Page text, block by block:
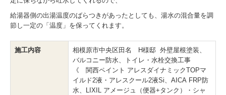
給湯器側の出湯温度のばらつきがあったとしても、湯水の混合量を調
節し一定の「温度」を保ってくれます。
施工内容
相模原市中央区田名 H様邸 外壁屋根塗装、
バルコニー防水、トイレ・水栓交換工事
《 関西ペイント アレスダイナミックTOPマ
イルド2液・アレスクール2液Si、AICA FRP防
水、LIXIL アメージュ（便器+タンク）・シャ